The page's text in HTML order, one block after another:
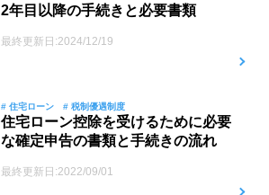
2年目以降の手続きと必要書類
最終更新日:2024/12/19
# 住宅ローン # 税制優遇制度
住宅ローン控除を受けるために必要
な確定申告の書類と手続きの流れ
最終更新日:2022/09/01